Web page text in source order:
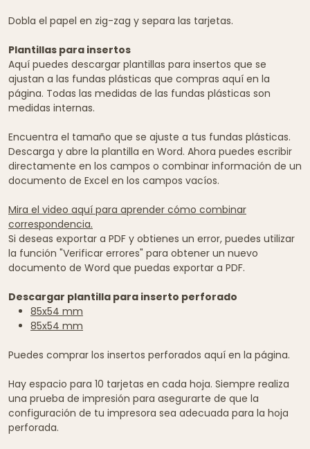
Dobla el papel en zig-zag y separa las tarjetas.
Plantillas para insertos
Aquí puedes descargar plantillas para insertos que se
ajustan a las fundas plásticas que compras aquí en la
página. Todas las medidas de las fundas plásticas son
medidas internas.
Encuentra el tamaño que se ajuste a tus fundas plásticas.
Descarga y abre la plantilla en Word. Ahora puedes escribir
directamente en los campos o combinar información de un
documento de Excel en los campos vacíos.
Mira el video aquí para aprender cómo combinar
correspondencia.
Si deseas exportar a PDF y obtienes un error, puedes utilizar
la función "Verificar errores" para obtener un nuevo
documento de Word que puedas exportar a PDF.
Descargar plantilla para inserto perforado
85x54 mm
85x54 mm
Puedes comprar los insertos perforados aquí en la página.
Hay espacio para 10 tarjetas en cada hoja. Siempre realiza
una prueba de impresión para asegurarte de que la
configuración de tu impresora sea adecuada para la hoja
perforada.